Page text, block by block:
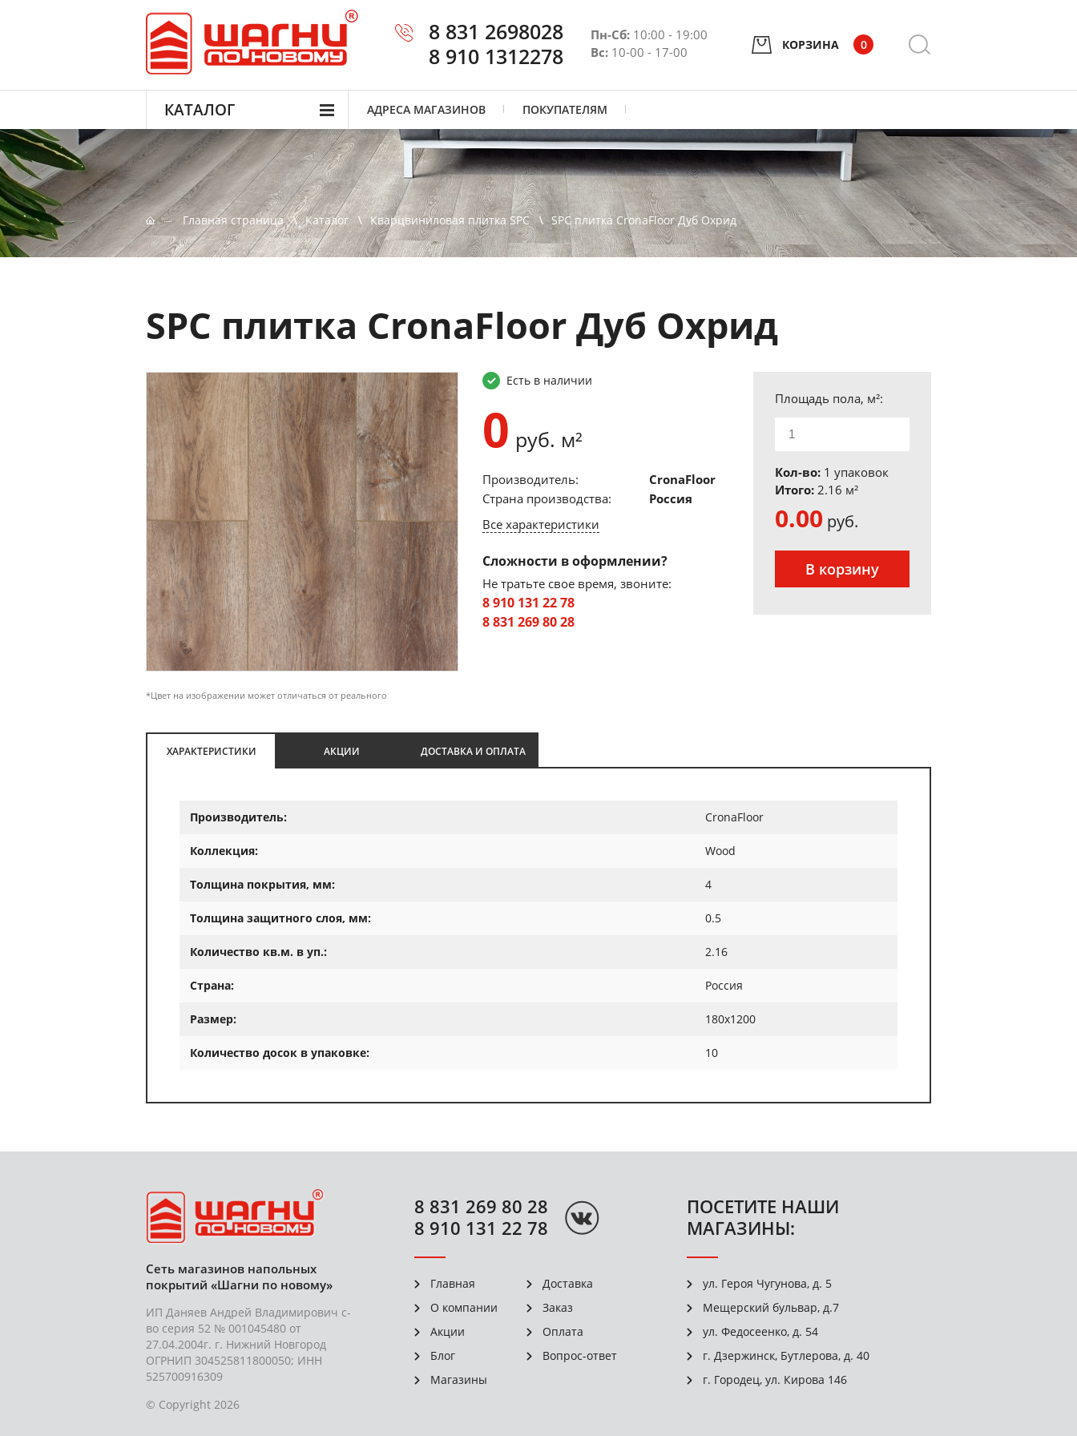
8 831 2698028
8 910 1312278
Пн-Сб: 10:00 - 19:00
Вс: 10-00 - 17-00 КОРЗИНА 0
КАТАЛОГ АДРЕСА МАГАЗИНОВ ПОКУПАТЕЛЯМ
Главная страница Каталог Кварцвиниловая плитка SPC SPC плитка CronaFloor Дуб Охрид
SPC плитка CronaFloor Дуб Охрид
*Цвет на изображении может отличаться от реального
Есть в наличии
0 руб. м²
Производитель:
CronaFloor
Страна производства:
Россия
Все характеристики
Сложности в оформлении?
Не тратьте свое время, звоните:
8 910 131 22 78
8 831 269 80 28
Площадь пола, м²:
Кол-во: 1 упаковок
Итого: 2.16 м²
0.00 руб.
В корзину
ХАРАКТЕРИСТИКИ АКЦИИ ДОСТАВКА И ОПЛАТА
Производитель: CronaFloor
Коллекция: Wood
Толщина покрытия, мм: 4
Толщина защитного слоя, мм: 0.5
Количество кв.м. в уп.: 2.16
Страна: Россия
Размер: 180x1200
Количество досок в упаковке: 10
Сеть магазинов напольных
покрытий «Шагни по новому»
ИП Даняев Андрей Владимирович с-
во серия 52 № 001045480 от
27.04.2004г. г. Нижний Новгород
ОГРНИП 304525811800050; ИНН
525700916309
© Copyright 2026
8 831 269 80 28
8 910 131 22 78
Главная
О компании
Акции
Блог
Магазины
Доставка
Заказ
Оплата
Вопрос-ответ
ПОСЕТИТЕ НАШИ
МАГАЗИНЫ:
ул. Героя Чугунова, д. 5
Мещерский бульвар, д.7
ул. Федосеенко, д. 54
г. Дзержинск, Бутлерова, д. 40
г. Городец, ул. Кирова 146